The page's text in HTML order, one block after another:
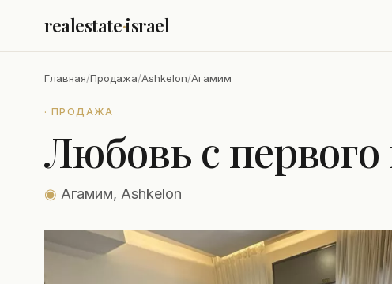
realestate·israel
Главная/Продажа/Ashkelon/Агамим
· ПРОДАЖА
Любовь с первого
◉ Агамим, Ashkelon